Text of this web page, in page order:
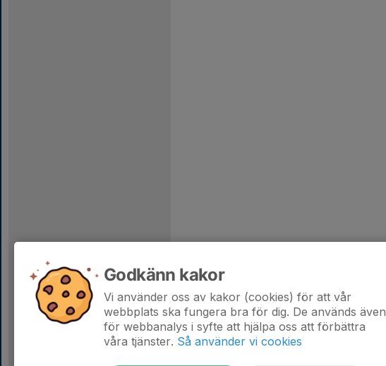
Godkänn kakor
Vi använder oss av kakor (cookies) för att vår
webbplats ska fungera bra för dig. De används även
för webbanalys i syfte att hjälpa oss att förbättra
våra tjänster. Så använder vi cookies